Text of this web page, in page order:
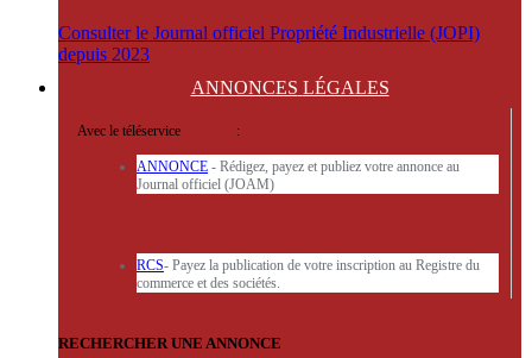
Consulter le Journal officiel Propriété Industrielle (JOPI)
depuis 2023
ANNONCES LÉGALES
Avec le téléservice :
ANNONCE - Rédigez, payez et publiez votre annonce au
Journal officiel (JOAM)
RCS- Payez la publication de votre inscription au Registre du
commerce et des sociétés.
RECHERCHER UNE ANNONCE